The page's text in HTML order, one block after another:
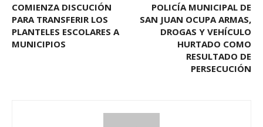
COMIENZA DISCUCIÓN
PARA TRANSFERIR LOS
PLANTELES ESCOLARES A
MUNICIPIOS
POLICÍA MUNICIPAL DE
SAN JUAN OCUPA ARMAS,
DROGAS Y VEHÍCULO
HURTADO COMO
RESULTADO DE
PERSECUCIÓN